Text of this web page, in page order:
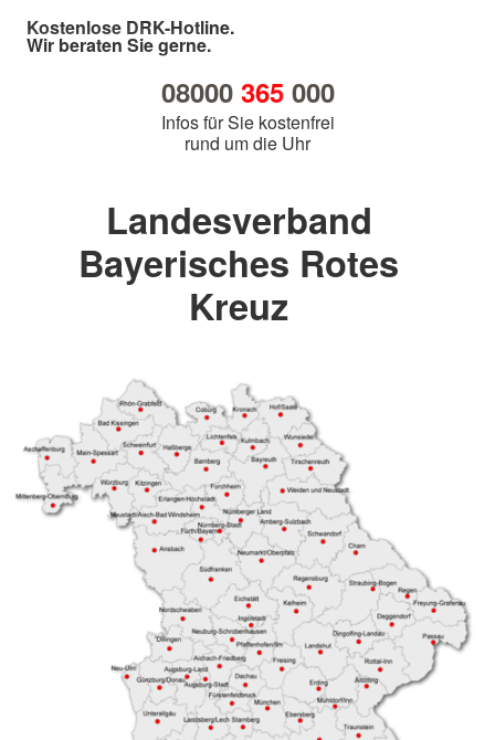
Kostenlose DRK-Hotline.
Wir beraten Sie gerne.
08000 365000
Infos für Sie kostenfrei
rund um die Uhr
Landesverband
Bayerisches Rotes
Kreuz